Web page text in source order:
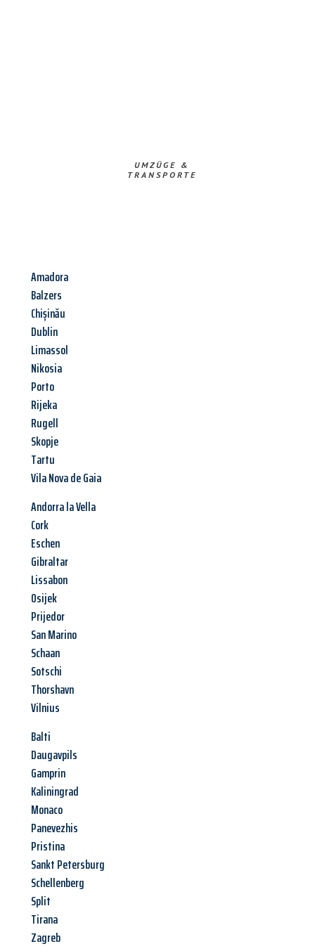
UMZÜGE &
TRANSPORTE
Amadora
Balzers
Chișinău
Dublin
Limassol
Nikosia
Porto
Rijeka
Rugell
Skopje
Tartu
Vila Nova de Gaia
Andorra la Vella
Cork
Eschen
Gibraltar
Lissabon
Osijek
Prijedor
San Marino
Schaan
Sotschi
Thorshavn
Vilnius
Balti
Daugavpils
Gamprin
Kaliningrad
Monaco
Panevezhis
Pristina
Sankt Petersburg
Schellenberg
Split
Tirana
Zagreb